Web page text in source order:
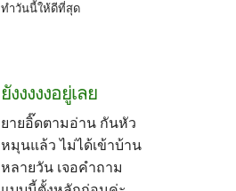
ทำวันนี้ให้ดีที่สุด
ยังงงงงอยู่เลย
ยายอิ๊ดตามอ่าน กันหัว
หมุนแล้ว ไม่ได้เข้าบ้าน
หลายวัน เจอคำถาม